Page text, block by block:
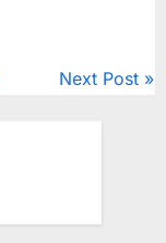
N
o
Next Post